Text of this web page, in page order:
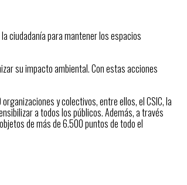
la ciudadanía para mantener los espacios
su impacto ambiental. Con estas acciones
y colectivos, entre ellos, el CSIC, la
a todos los públicos. Además, a través
de más de 6.500 puntos de todo el